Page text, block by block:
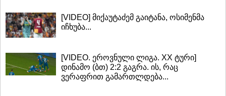
[VIDEO] მიქაუტაძემ გაიტანა, ოსიმენმა
იჩხუბა...
[VIDEO. ეროვნული ლიგა. XX ტური]
დინამო (ბთ) 2:2 გაგრა. ის, რაც
ვერაფრით გამართლდება...